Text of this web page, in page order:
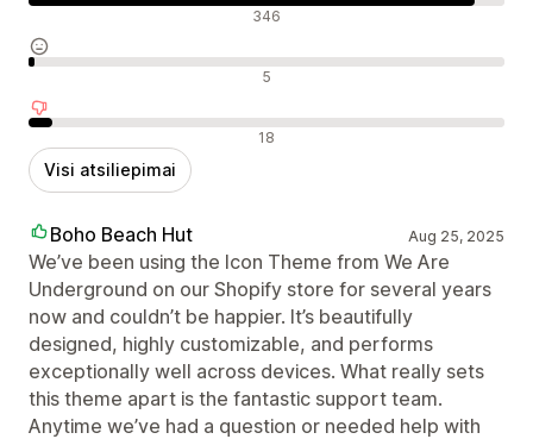
Teigiami atsiliepimai 346
Neutralūs atsiliepimai 5
Neigiami atsiliepimai 18
Visi atsiliepimai
Boho Beach Hut Aug 25, 2025
We’ve been using the Icon Theme from We Are
Underground on our Shopify store for several years
now and couldn’t be happier. It’s beautifully
designed, highly customizable, and performs
exceptionally well across devices. What really sets
this theme apart is the fantastic support team.
Anytime we’ve had a question or needed help with